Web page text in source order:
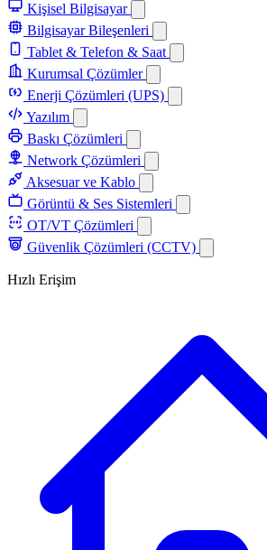
Kişisel Bilgisayar
Bilgisayar Bileşenleri
Tablet & Telefon & Saat
Kurumsal Çözümler
Enerji Çözümleri (UPS)
Yazılım
Baskı Çözümleri
Network Çözümleri
Aksesuar ve Kablo
Görüntü & Ses Sistemleri
OT/VT Çözümleri
Güvenlik Çözümleri (CCTV)
Hızlı Erişim